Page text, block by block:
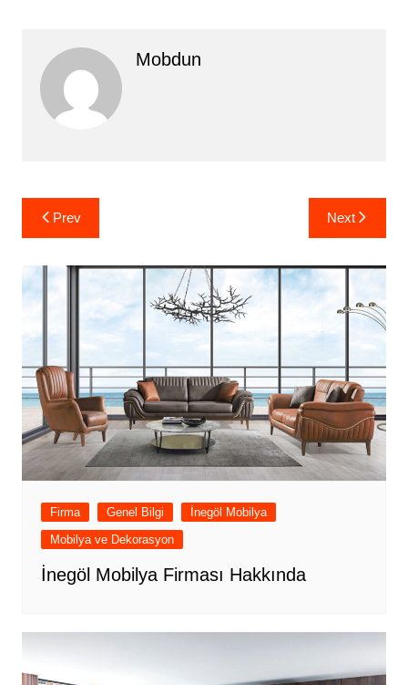
Mobdun
Yazı
gezinmesi
Prev Next
Firma Genel Bilgi
İnegöl Mobilya
Mobilya ve Dekorasyon
İnegöl Mobilya Firması Hakkında